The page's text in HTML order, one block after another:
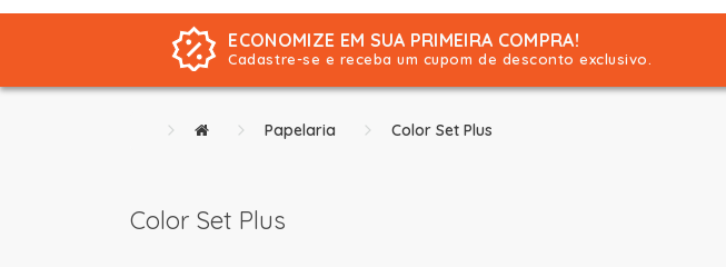
ECONOMIZE EM SUA PRIMEIRA COMPRA!
Cadastre-se e receba um cupom de desconto exclusivo.
Papelaria Color Set Plus
Color Set Plus